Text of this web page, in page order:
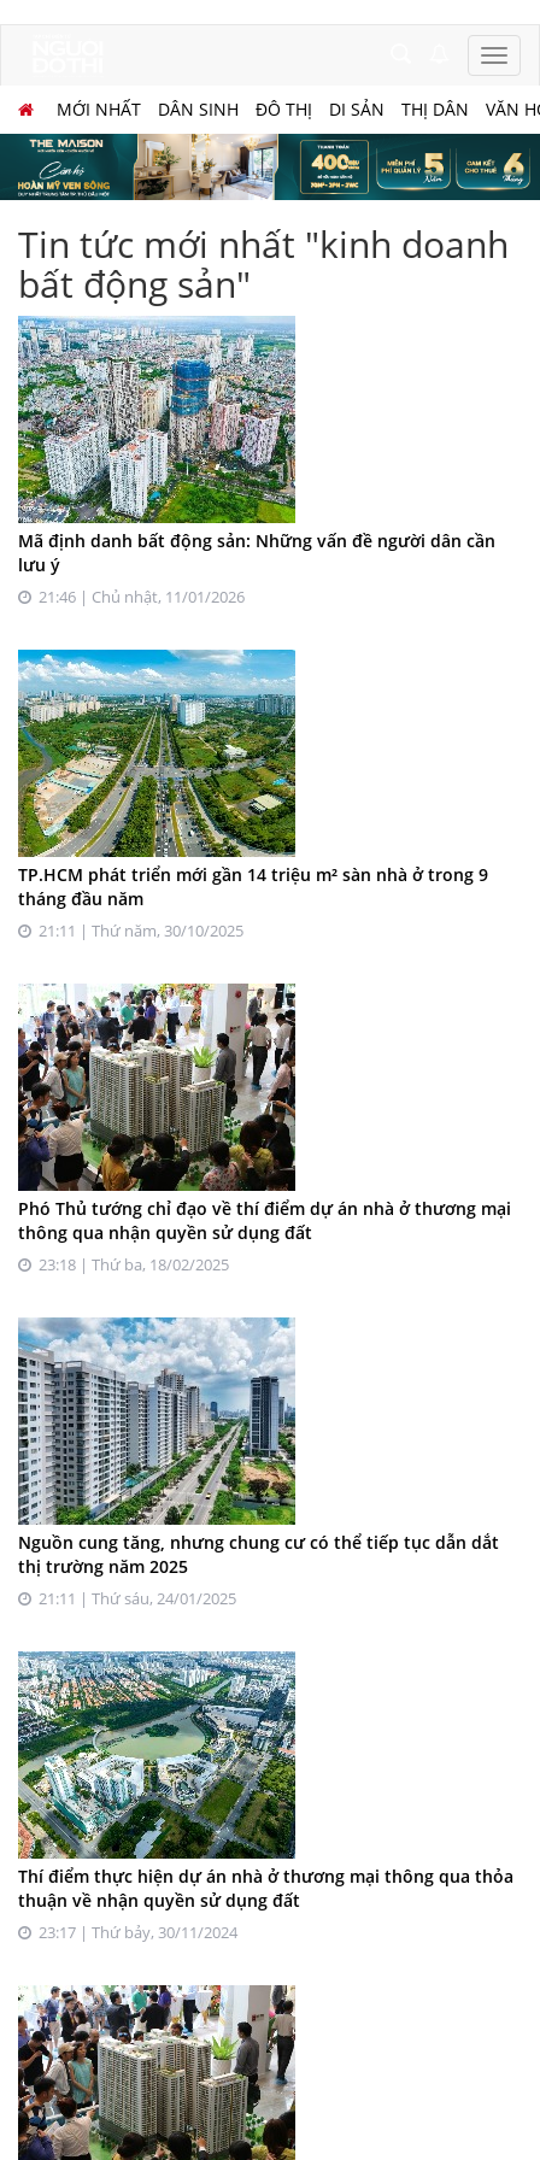
MỚI NHẤT DÂN SINH ĐÔ THỊ DI SẢN THỊ DÂN VĂN
Tin tức mới nhất "kinh doanh
bất động sản"
Mã định danh bất động sản: Những vấn đề người dân cần
lưu ý
21:46 | Chủ nhật, 11/01/2026
TP.HCM phát triển mới gần 14 triệu m² sàn nhà ở trong 9
tháng đầu năm
21:11 | Thứ năm, 30/10/2025
Phó Thủ tướng chỉ đạo về thí điểm dự án nhà ở thương mại
thông qua nhận quyền sử dụng đất
23:18 | Thứ ba, 18/02/2025
Nguồn cung tăng, nhưng chung cư có thể tiếp tục dẫn dắt
thị trường năm 2025
21:11 | Thứ sáu, 24/01/2025
Thí điểm thực hiện dự án nhà ở thương mại thông qua thỏa
thuận về nhận quyền sử dụng đất
23:17 | Thứ bảy, 30/11/2024